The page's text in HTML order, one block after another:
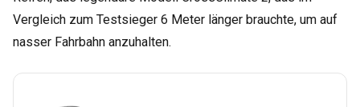
Vergleich zum Testsieger 6 Meter länger brauchte, um auf
nasser Fahrbahn anzuhalten.